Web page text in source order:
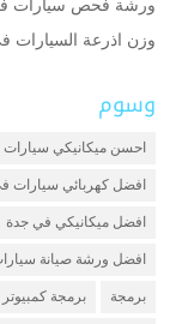
ورشة فحص سيارات
وزن اذرعة السيارات
وسوم
احسن ميكانيكي
افضل كهربائي سيارات
افضل ميكانيكي في جدة
افضل ورشة صيانة
برمجة برمجة